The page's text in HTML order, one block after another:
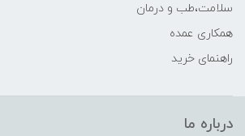
سلامت،طب و درمان
همکاری عمده
راهنمای خرید
درباره ما